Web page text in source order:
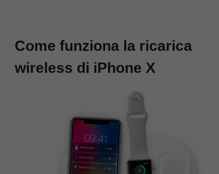
Come funziona la ricarica
wireless di iPhone X